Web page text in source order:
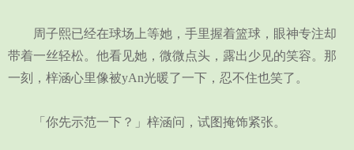
周子熙已经在球场上等她，手里握着篮球，眼神专注却
带着一丝轻松。他看见她，微微点头，露出少见的笑容。那
一刻，梓涵心里像被yAn光暖了一下，忍不住也笑了。
「你先示范一下？」梓涵问，试图掩饰紧张。